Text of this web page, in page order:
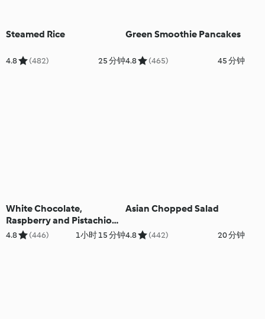
Steamed Rice
4.8 (482) 25 分钟
Green Smoothie Pancakes
4.8 (465) 45 分钟
White Chocolate,
Raspberry and Pistachio
Brownies (Gluten Free)
4.8 (446) 1小时 15 分钟
Asian Chopped Salad
4.8 (442) 20 分钟